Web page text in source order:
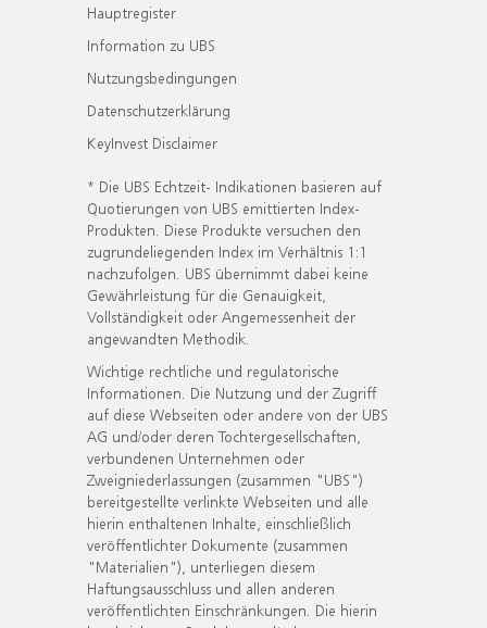
Hauptregister
Information zu UBS
Nutzungsbedingungen
Datenschutzerklärung
KeyInvest Disclaimer
* Die UBS Echtzeit- Indikationen basieren auf
Quotierungen von UBS emittierten Index-
Produkten. Diese Produkte versuchen den
zugrundeliegenden Index im Verhältnis 1:1
nachzufolgen. UBS übernimmt dabei keine
Gewährleistung für die Genauigkeit,
Vollständigkeit oder Angemessenheit der
angewandten Methodik.
Wichtige rechtliche und regulatorische
Informationen. Die Nutzung und der Zugriff
auf diese Webseiten oder andere von der UBS
AG und/oder deren Tochtergesellschaften,
verbundenen Unternehmen oder
Zweigniederlassungen (zusammen "UBS")
bereitgestellte verlinkte Webseiten und alle
hierin enthaltenen Inhalte, einschließlich
veröffentlichter Dokumente (zusammen
"Materialien"), unterliegen diesem
Haftungsausschluss und allen anderen
veröffentlichten Einschränkungen. Die hierin